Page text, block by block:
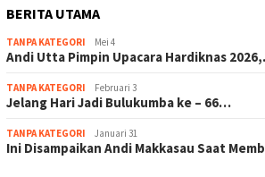
BERITA UTAMA
TANPA KATEGORI Mei 4
Andi Utta Pimpin Upacara Hardiknas
TANPA KATEGORI Februari 3
Jelang Hari Jadi Bulukumba ke – 66…
TANPA KATEGORI Januari 31
Ini Disampaikan Andi Makkasau Saat